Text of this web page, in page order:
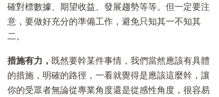
確對標數據、期望收益、發展趨勢等等。但一定要注
意，要做好充分的準備工作，避免只知其一不知其
二。
措施有力， 既然要幹某件事情，我們當然應該有具體
的措施，明確的路徑，一看就覺得是應該這麼幹，讓
你的受眾者無論從專業角度還是從感性角度，很容易